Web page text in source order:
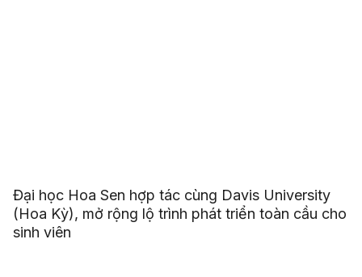
Đại học Hoa Sen hợp tác cùng Davis University
(Hoa Kỳ), mở rộng lộ trình phát triển toàn cầu cho
sinh viên